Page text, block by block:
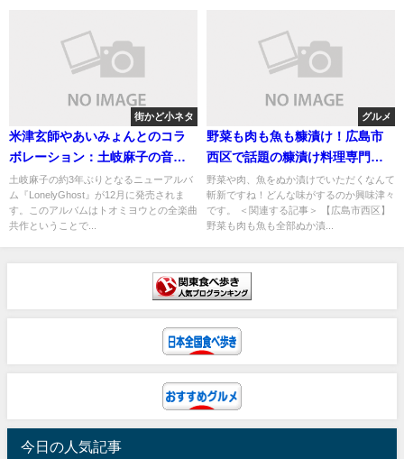
街かど小ネタ
米津玄師やあいみょんとのコラ
ボレーション：土岐麻子の音楽
世界
土岐麻子の約3年ぶりとなるニューアルバ
ム『LonelyGhost』が12月に発売されま
す。このアルバムはトオミヨウとの全楽曲
共作ということで...
グルメ
野菜も肉も魚も糠漬け！広島市
西区で話題の糠漬け料理専門店
をご紹介
野菜や肉、魚をぬか漬けでいただくなんて
斬新ですね！どんな味がするのか興味津々
です。 ＜関連する記事＞ 【広島市西区】
野菜も肉も魚も全部ぬか漬...
今日の人気記事